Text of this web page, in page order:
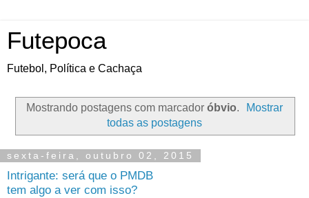
Futepoca
Futebol, Política e Cachaça
Mostrando postagens com marcador óbvio.
Mostrar
todas as postagens
sexta-feira, outubro 02, 2015
Intrigante: será que o PMDB
tem algo a ver com isso?